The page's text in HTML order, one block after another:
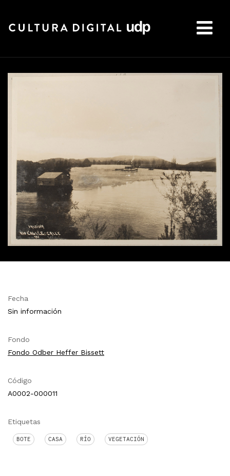
Fecha
Sin información
Fondo
Fondo Odber Heffer Bissett
Código
A0002-000011
Etiquetas
BOTE CASA RÍO VEGETACIÓN